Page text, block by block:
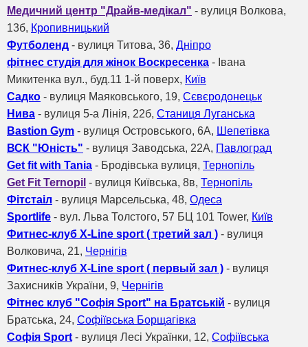
Медичний центр "Драйв-медікал" - вулиця Волкова,
13б, Кропивницький
Футболенд - вулиця Титова, 36, Дніпро
фітнес студія для жінок Воскресенка - Івана
Микитенка вул., буд.11 1-й поверх, Київ
Садко - вулиця Маяковського, 19, Сєвєродонецьк
Нива - вулиця 5-а Лінія, 22б, Станиця Луганська
Bastion Gym - вулиця Островського, 6А, Шепетівка
ВСК "Юність" - вулиця Заводська, 22А, Павлоград
Get fit with Tania - Бродівська вулиця, Тернопіль
Get Fit Ternopil - вулиця Київська, 8в, Тернопіль
Фітстаіл - вулиця Марсельська, 48, Одеса
Sportlife - вул. Льва Толстого, 57 БЦ 101 Tower, Київ
Фитнес-клуб X-Line sport ( третий зал ) - вулиця
Волковича, 21, Чернігів
Фитнес-клуб X-Line sport ( первый зал ) - вулиця
Захисників України, 9, Чернігів
Фітнес клуб "Софія Sport" на Братській - вулиця
Братська, 24, Софіївська Борщагівка
Софія Sport - вулиця Лесі Українки, 12, Софіївська